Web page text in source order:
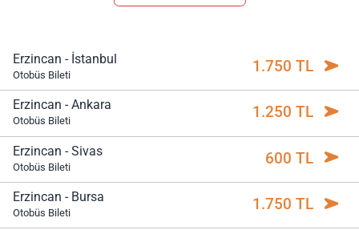
Erzincan - İstanbul
Otobüs Bileti 1.750 TL
Erzincan - Ankara
Otobüs Bileti 1.250 TL
Erzincan - Sivas
Otobüs Bileti 600 TL
Erzincan - Bursa
Otobüs Bileti 1.750 TL